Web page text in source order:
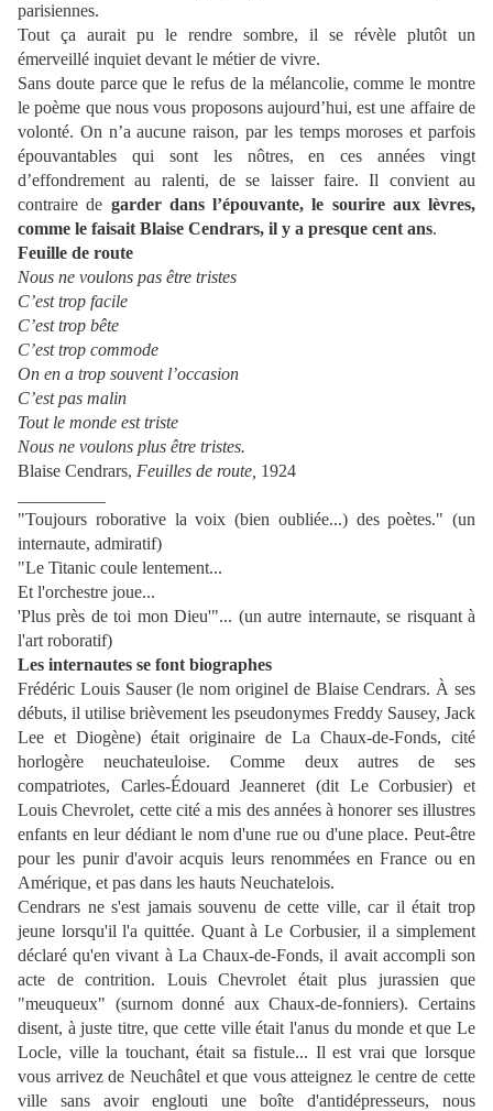
parisiennes.
Tout ça aurait pu le rendre sombre, il se révèle plutôt un
émerveillé inquiet devant le métier de vivre.
Sans doute parce que le refus de la mélancolie, comme le montre
le poème que nous vous proposons aujourd’hui, est une affaire de
volonté. On n’a aucune raison, par les temps moroses et parfois
épouvantables qui sont les nôtres, en ces années vingt
d’effondrement au ralenti, de se laisser faire. Il convient au
contraire de garder dans l’épouvante, le sourire aux lèvres,
comme le faisait Blaise Cendrars, il y a presque cent ans.
Feuille de route
Nous ne voulons pas être tristes
C’est trop facile
C’est trop bête
C’est trop commode
On en a trop souvent l’occasion
C’est pas malin
Tout le monde est triste
Nous ne voulons plus être tristes.
Blaise Cendrars, Feuilles de route, 1924
"Toujours roborative la voix (bien oubliée...) des poètes." (un
internaute, admiratif)
"Le Titanic coule lentement...
Et l'orchestre joue...
'Plus près de toi mon Dieu'"... (un autre internaute, se risquant à
l'art roboratif)
Les internautes se font biographes
Frédéric Louis Sauser (le nom originel de Blaise Cendrars. À ses
débuts, il utilise brièvement les pseudonymes Freddy Sausey, Jack
Lee et Diogène) était originaire de La Chaux-de-Fonds, cité
horlogère neuchateuloise. Comme deux autres de ses
compatriotes, Carles-Édouard Jeanneret (dit Le Corbusier) et
Louis Chevrolet, cette cité a mis des années à honorer ses illustres
enfants en leur dédiant le nom d'une rue ou d'une place. Peut-être
pour les punir d'avoir acquis leurs renommées en France ou en
Amérique, et pas dans les hauts Neuchatelois.
Cendrars ne s'est jamais souvenu de cette ville, car il était trop
jeune lorsqu'il l'a quittée. Quant à Le Corbusier, il a simplement
déclaré qu'en vivant à La Chaux-de-Fonds, il avait accompli son
acte de contrition. Louis Chevrolet était plus jurassien que
"meuqueux" (surnom donné aux Chaux-de-fonniers). Certains
disent, à juste titre, que cette ville était l'anus du monde et que Le
Locle, ville la touchant, était sa fistule... Il est vrai que lorsque
vous arrivez de Neuchâtel et que vous atteignez le centre de cette
ville sans avoir englouti une boîte d'antidépresseurs, nous